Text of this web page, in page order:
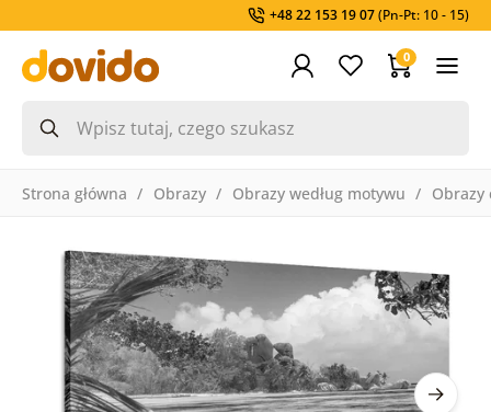
+48 22 153 19 07(Pn-Pt: 10 - 15)
0
Strona główna Obrazy Obrazy według motywu Obrazy